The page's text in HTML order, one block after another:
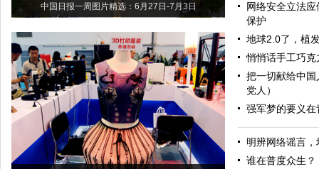
中国日报一周图片精选：6月27日-7月3日
网络安全立法
保护
地球2.0了，植
悄悄话手工巧
把一切献给中
党人）
强军梦的要义在
明辨网络谣言
谁在普度众生？